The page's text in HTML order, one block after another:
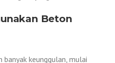
Beton
banyak keunggulan, mulai